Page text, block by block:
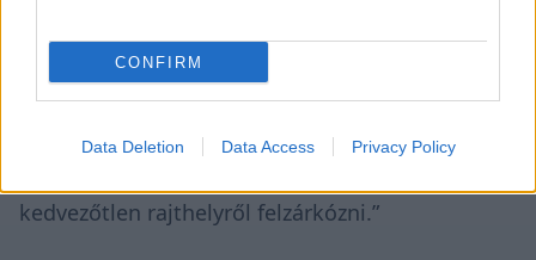
CONFIRM
Data Deletion Data Access Privacy Policy
követett el az időmérő edzésen, amellett, hogy
technikai problémák is hátráltatták. Egy ilyen
vonalvezetésű pályán, ahol az előzés
kedvezőtlen rajthelyről felzárkózni.”